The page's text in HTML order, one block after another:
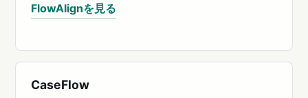
FlowAlignを見る
CaseFlow